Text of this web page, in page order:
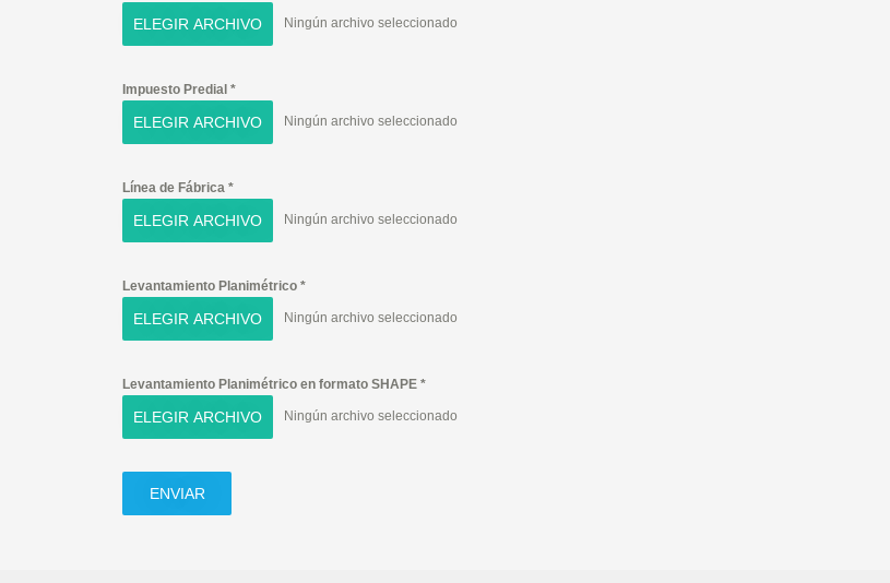
ELEGIR ARCHIVO Ningún archivo seleccionado
Impuesto Predial *
ELEGIR ARCHIVO Ningún archivo seleccionado
Línea de Fábrica *
ELEGIR ARCHIVO Ningún archivo seleccionado
Levantamiento Planimétrico *
ELEGIR ARCHIVO Ningún archivo seleccionado
Levantamiento Planimétrico en formato SHAPE *
ELEGIR ARCHIVO Ningún archivo seleccionado
ENVIAR